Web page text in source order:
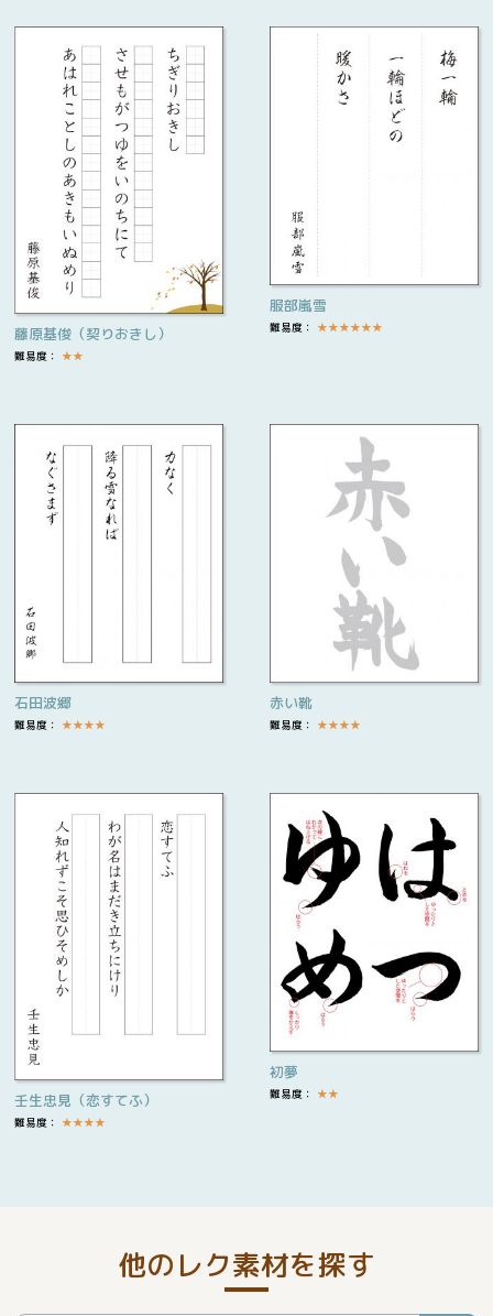
藤原基俊（契りおきし）
難易度： ★★
服部嵐雪
難易度： ★★★★★★
石田波郷
難易度： ★★★★
赤い靴
難易度： ★★★★
壬生忠見（恋すてふ）
難易度： ★★★★
初夢
難易度： ★★
他のレク素材を探す